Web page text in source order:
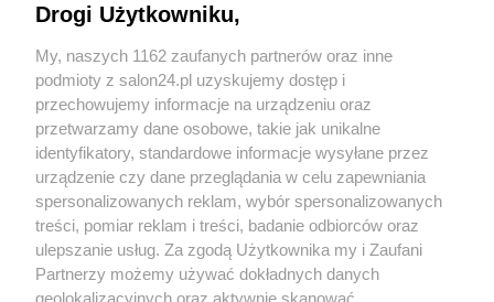
Sport
Społeczeństwo
Kultura
X Facebook Instagram Youtube
Drogi Użytkowniku,
My, naszych 1162 zaufanych partnerów oraz inne
podmioty z salon24.pl uzyskujemy dostęp i
przechowujemy informacje na urządzeniu oraz
przetwarzamy dane osobowe, takie jak unikalne
identyfikatory, standardowe informacje wysyłane przez
urządzenie czy dane przeglądania w celu zapewniania
spersonalizowanych reklam, wybór spersonalizowanych
treści, pomiar reklam i treści, badanie odbiorców oraz
ulepszanie usług. Za zgodą Użytkownika my i Zaufani
Partnerzy możemy używać dokładnych danych
geolokalizacyjnych oraz aktywnie skanować